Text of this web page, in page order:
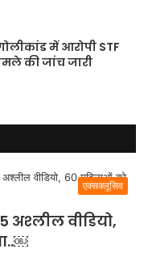
में आरोपी STF
की जांच जारी
एक्सक्लूसिव
अश्लील वीडियो,